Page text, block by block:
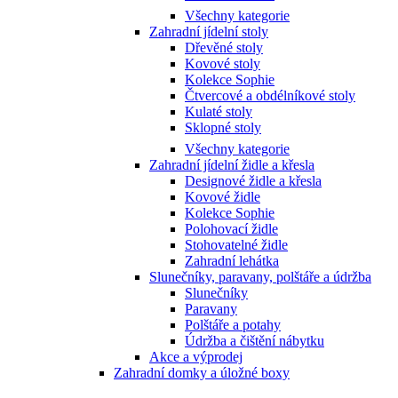
Všechny kategorie
Zahradní jídelní stoly
Dřevěné stoly
Kovové stoly
Kolekce Sophie
Čtvercové a obdélníkové stoly
Kulaté stoly
Sklopné stoly
Všechny kategorie
Zahradní jídelní židle a křesla
Designové židle a křesla
Kovové židle
Kolekce Sophie
Polohovací židle
Stohovatelné židle
Zahradní lehátka
Slunečníky, paravany, polštáře a údržba
Slunečníky
Paravany
Polštáře a potahy
Údržba a čištění nábytku
Akce a výprodej
Zahradní domky a úložné boxy